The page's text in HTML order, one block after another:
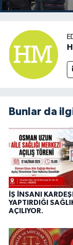
Bunlar da
İŞ İNSANI
YAPTIRDIĞI
AÇILIYOR.